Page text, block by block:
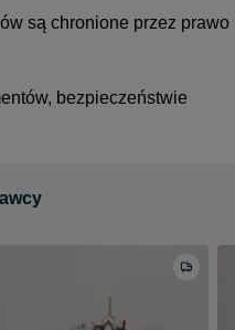
są chronione przez prawo
bezpieczeństwie